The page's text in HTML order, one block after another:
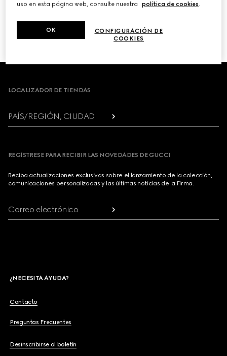
/3
Footer
LOCALIZADOR DE TIENDAS
PAÍS/REGIÓN, CIUDAD
REGÍSTRESE PARA RECIBIR LAS NOVEDADES DE GUCCI
Reciba actualizaciones exclusivas sobre el lanzamiento de la colección,
comunicaciones personalizadas y las últimas noticias de la Firma.
Correo electrónico
¿NECESITA AYUDA?
Contacto
Preguntas Frecuentes
Desinscribirse al boletín
uso en esta página web, consulte nuestra
política de cookies.
CONFIGURACIÓN DE
COOKIES
OK